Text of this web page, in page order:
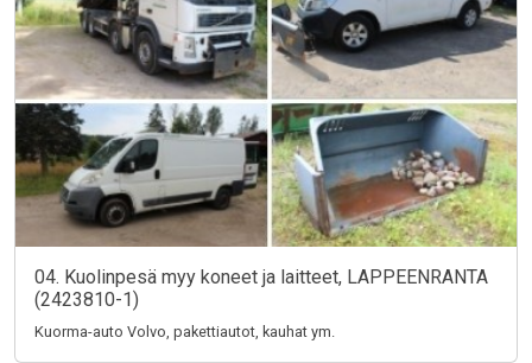
04. Kuolinpesä myy koneet ja laitteet, LAPPEENRANTA
(2423810-1)
Kuorma-auto Volvo, pakettiautot, kauhat ym.